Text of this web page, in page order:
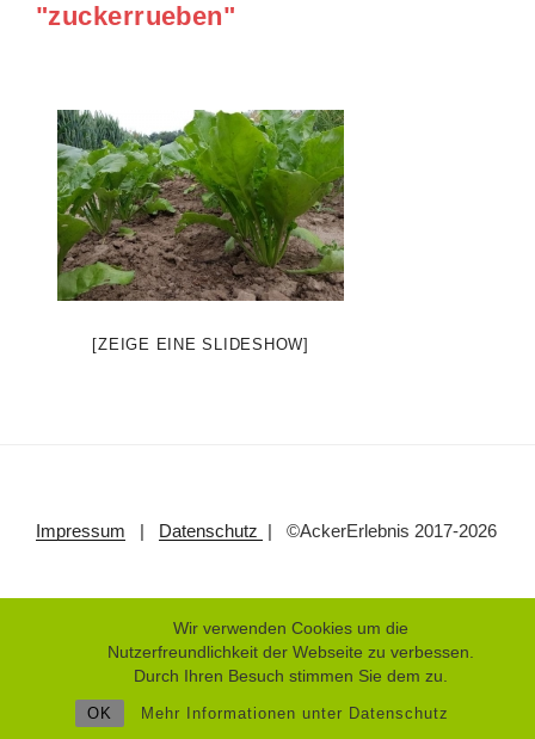
Wir verwenden Cookies um die
Nutzerfreundlichkeit der Webseite zu verbessen.
Durch Ihren Besuch stimmen Sie dem zu.
OK Mehr Informationen unter Datenschutz
"zuckerrueben"
[ZEIGE EINE SLIDESHOW]
Impressum | Datenschutz | ©AckerErlebnis 2017-2026